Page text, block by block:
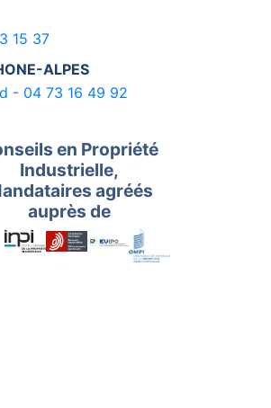
15 37
ALPES
- 04 73 16 49 92
en Propriété
Industrielle,
agréés
auprès de